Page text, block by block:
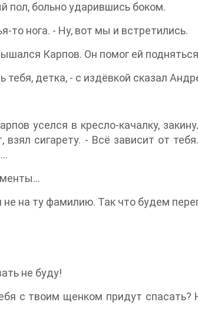
пол, больно ударившись боком.
то нога. - Ну, вот мы и встретились.
Карпов. Он помог ей
тебя, детка, - с издёвкой сказал
уселся в кресло-качалку,
взял сигарету. - Всё зависит от
на ту фамилию. Так что будем
не буду!
с твоим щенком придут спасать?